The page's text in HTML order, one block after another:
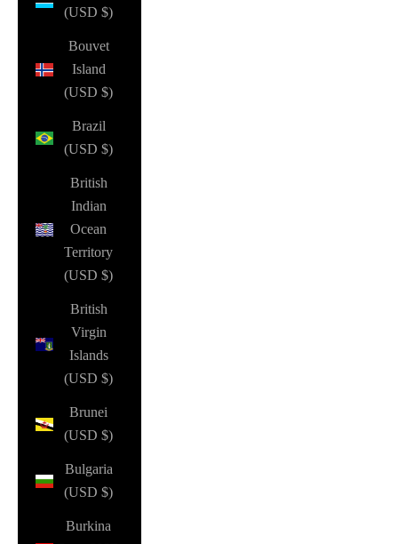
(USD $)
Bouvet
Island
(USD $)
Brazil
(USD $)
British
Indian
Ocean
Territory
(USD $)
British
Virgin
Islands
(USD $)
Brunei
(USD $)
Bulgaria
(USD $)
Burkina